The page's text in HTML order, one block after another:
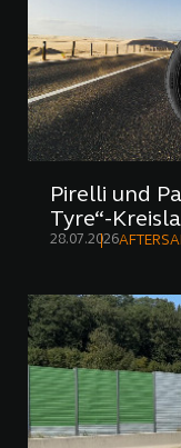
Pirelli und
Tyre“-
28.07.2026